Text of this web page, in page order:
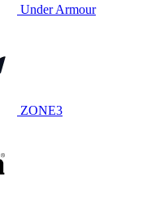
Under Armour
ZONE3